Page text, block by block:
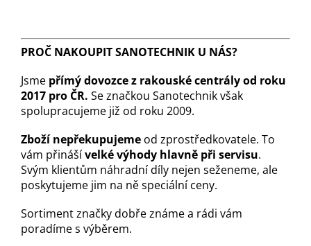
PROČ NAKOUPIT SANOTECHNIK U NÁS?
Jsme přímý dovozce z rakouské centrály od roku
2017 pro ČR. Se značkou Sanotechnik však
spolupracujeme již od roku 2009.
Zboží nepřekupujeme od zprostředkovatele. To
vám přinášívelké výhody hlavně při servisu.
Svým klientům náhradní díly nejen seženeme, ale
poskytujeme jim na ně speciální ceny.
Sortiment značky dobře známe a rádi vám
poradíme s výběrem.